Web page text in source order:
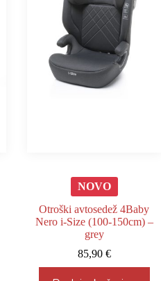
NOVO
Otroški avtosedež 4Baby
Nero i-Size (100-150cm) –
grey
85,90 €